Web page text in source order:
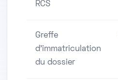
RCS
Greffe
d'immatriculation
du dossier